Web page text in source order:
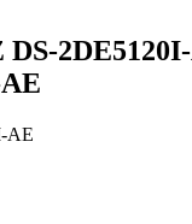
DS-
AE